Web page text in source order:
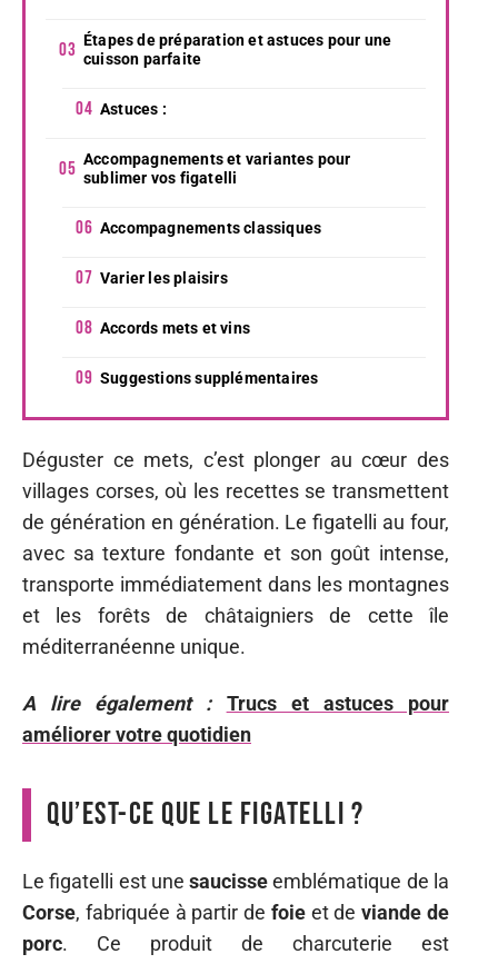
Étapes de préparation et astuces pour une
cuisson parfaite
Astuces :
Accompagnements et variantes pour
sublimer vos figatelli
Accompagnements classiques
Varier les plaisirs
Accords mets et vins
Suggestions supplémentaires
Déguster ce mets, c’est plonger au cœur des
villages corses, où les recettes se transmettent
de génération en génération. Le figatelli au four,
avec sa texture fondante et son goût intense,
transporte immédiatement dans les montagnes
et les forêts de châtaigniers de cette île
méditerranéenne unique.
A lire également :
Trucs et astuces pour
améliorer votre quotidien
Qu’est-ce que le figatelli ?
Le figatelli est unesaucisseemblématique de la
Corse, fabriquée à partir de foieet deviande de
porc. Ce produit de charcuterie est